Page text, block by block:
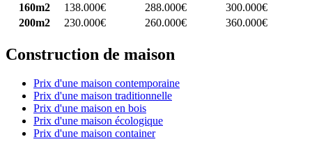
160m2
138.000€ 288.000€
300.000€
200m2
230.000€ 260.000€ 360.000€
Construction de maison
Prix d'une maison contemporaine
Prix d'une maison traditionnelle
Prix d'une maison en bois
Prix d'une maison écologique
Prix d'une maison container